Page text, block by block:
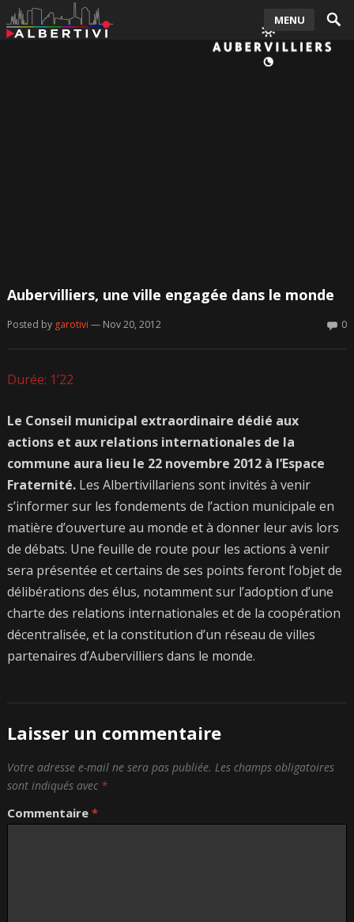
MENU
Aubervilliers, une ville engagée dans le monde
Posted by garotivi — Nov 20, 2012 0
Durée: 1’22
Le Conseil municipal extraordinaire dédié aux
actions et aux relations internationales de la
commune aura lieu le 22 novembre 2012 à l’Espace
Fraternité. Les Albertivillariens sont invités à venir
s’informer sur les fondements de l’action municipale en
matière d’ouverture au monde et à donner leur avis lors
de débats. Une feuille de route pour les actions à venir
sera présentée et certains de ses points feront l’objet de
délibérations des élus, notamment sur l’adoption d’une
charte des relations internationales et de la coopération
décentralisée, et la constitution d’un réseau de villes
partenaires d’Aubervilliers dans le monde.
Laisser un commentaire
Votre adresse e-mail ne sera pas publiée. Les champs obligatoires
sont indiqués avec *
Commentaire *